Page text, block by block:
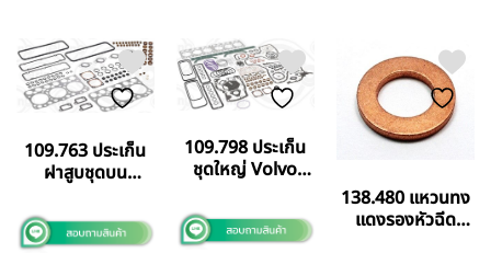
109.763 ประเก็น
ฝาสูบชุดบน
ELRING
GERMANY แท้
109.798 ประเก็น
ชุดใหญ่ Volvo
138.480 แหวนทง
แดงรองหัวฉีด